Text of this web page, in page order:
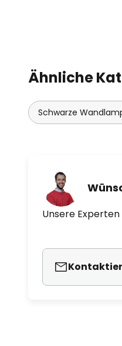
Ähnliche
Schwarze
Unsere